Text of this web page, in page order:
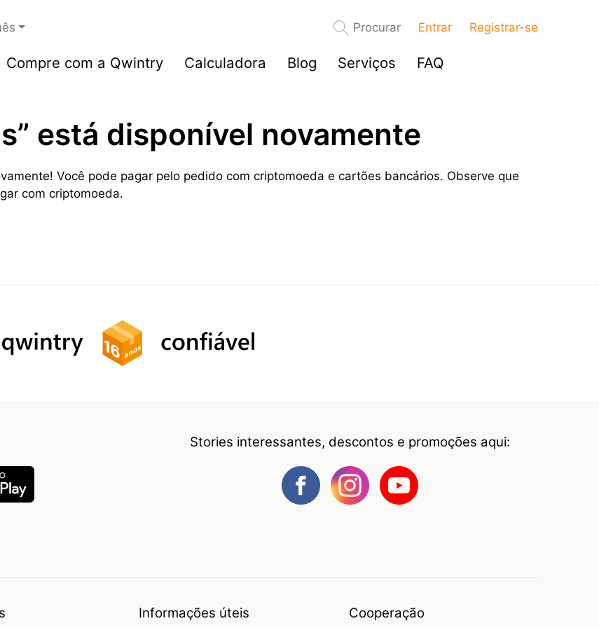
Procurar Entrar Registrar-se
Compre com a Qwintry Calculadora Blog Serviços FAQ
está disponível novamente
Você pode pagar pelo pedido com criptomoeda e cartões bancários. Observe que
com criptomoeda.
Stories interessantes, descontos e promoções aqui:
Informações úteis Cooperação